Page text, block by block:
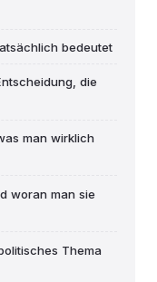
bedeutet
die
man wirklich
woran man sie
Thema